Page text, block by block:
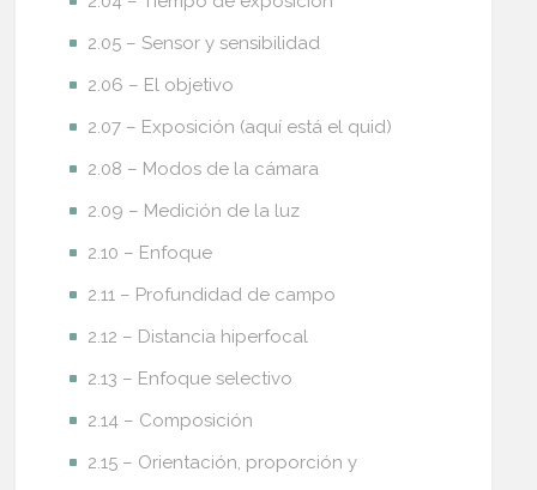
2.05 – Sensor y sensibilidad
2.06 – El objetivo
2.07 – Exposición (aquí está el quid)
2.08 – Modos de la cámara
2.09 – Medición de la luz
2.10 – Enfoque
2.11 – Profundidad de campo
2.12 – Distancia hiperfocal
2.13 – Enfoque selectivo
2.14 – Composición
2.15 – Orientación, proporción y